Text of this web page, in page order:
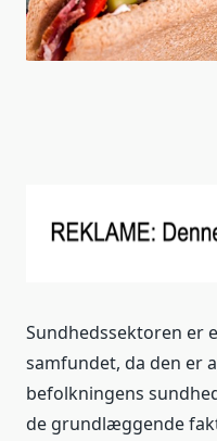
Sundhedssektoren er
samfundet, da den er
befolkningens
de grundlæggende